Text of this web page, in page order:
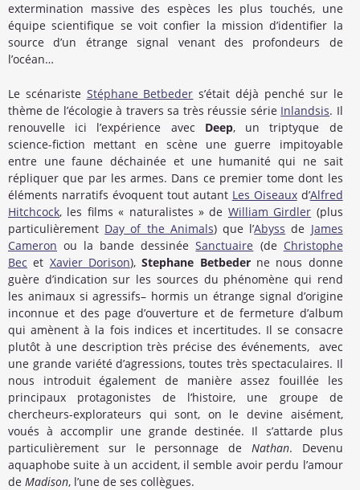
extermination massive des espèces les plus touchés, une
équipe scientifique se voit confier la mission d’identifier la
source d’un étrange signal venant des profondeurs de
l’océan…
Le scénariste Stéphane Betbeder s’était déjà penché sur le
thème de l’écologie à travers sa très réussie série Inlandsis. Il
renouvelle ici l’expérience avec Deep, un triptyque de
science-fiction mettant en scène une guerre impitoyable
entre une faune déchainée et une humanité qui ne sait
répliquer que par les armes. Dans ce premier tome dont les
éléments narratifs évoquent tout autant Les Oiseauxd’Alfred
Hitchcock, les films « naturalistes » de William Girdler (plus
particulièrement Day of the Animals) que l’Abyss de James
Cameron ou la bande dessinéeSanctuaire (de Christophe
Bec et Xavier Dorison),Stephane Betbeder ne nous donne
guère d’indication sur les sources du phénomène qui rend
les animaux si agressifs– hormis un étrange signal d’origine
inconnue et des page d’ouverture et de fermeture d’album
qui amènent à la fois indices et incertitudes. Il se consacre
plutôt à une description très précise des événements, avec
une grande variété d’agressions, toutes très spectaculaires. Il
nous introduit également de manière assez fouillée les
principaux protagonistes de l’histoire, une groupe de
chercheurs-explorateurs qui sont, on le devine aisément,
voués à accomplir une grande destinée. Il s’attarde plus
particulièrement sur le personnage de Nathan. Devenu
aquaphobe suite à un accident, il semble avoir perdu l’amour
de Madison, l’une de ses collègues.